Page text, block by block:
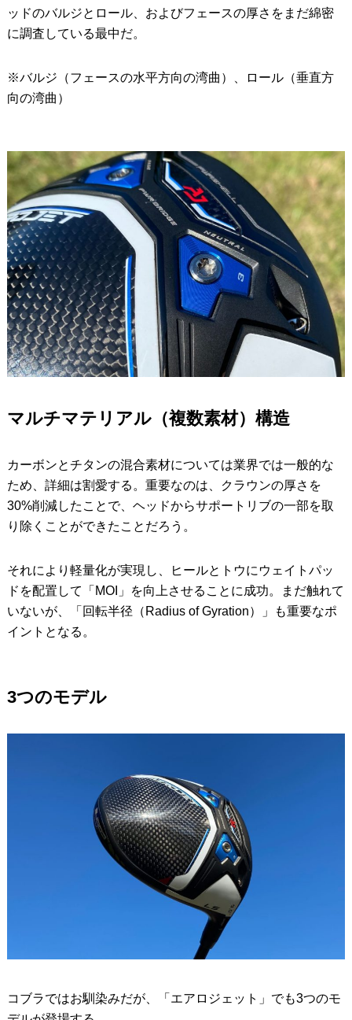
ッドのバルジとロール、およびフェースの厚さをまだ綿密
に調査している最中だ。
※バルジ（フェースの水平方向の湾曲）、ロール（垂直方
向の湾曲）
マルチマテリアル（複数素材）構造
カーボンとチタンの混合素材については業界では一般的な
ため、詳細は割愛する。重要なのは、クラウンの厚さを
30%削減したことで、ヘッドからサポートリブの一部を取
り除くことができたことだろう。
それにより軽量化が実現し、ヒールとトウにウェイトパッ
ドを配置して「MOI」を向上させることに成功。まだ触れて
いないが、「回転半径（Radius of Gyration）」も重要なポ
イントとなる。
3つのモデル
コブラではお馴染みだが、「エアロジェット」でも3つのモ